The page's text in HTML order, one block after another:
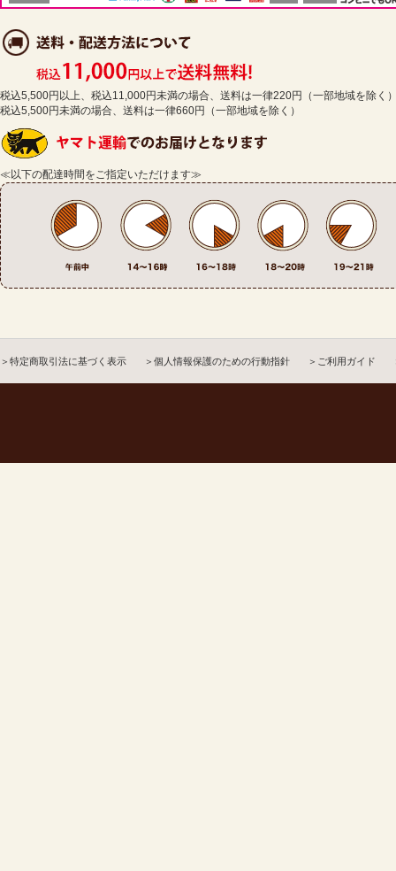
税込5,500円以上、税込11,000円未満の場合、送料は一律220円（一部地域を除く
税込5,500円未満の場合、送料は一律660円（一部地域を除く）
≪以下の配達時間をご指定いただけます≫
＞特定商取引法に基づく表示 ＞個人情報保護のための行動指針 ＞ご利用ガイド